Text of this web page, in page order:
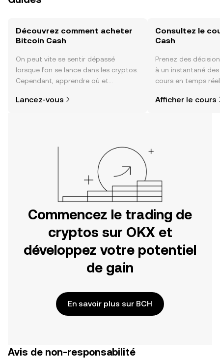
Découvrez comment acheter
Bitcoin Cash
On peut vite se sentir dépassé
lorsque l’on se lance dans les cryptos.
Cependant, apprendre où et
plus simple que vous ne l’imaginez.
Lancez-vous
Consultez le
Cash
Prenez des
à un instantané
cours en temps
actualités et bien
Afficher le cours
Commencez le trading de
cryptos sur OKX et
développez votre potentiel
de gain
En savoir plus sur BCH
Avis de non-responsabilité